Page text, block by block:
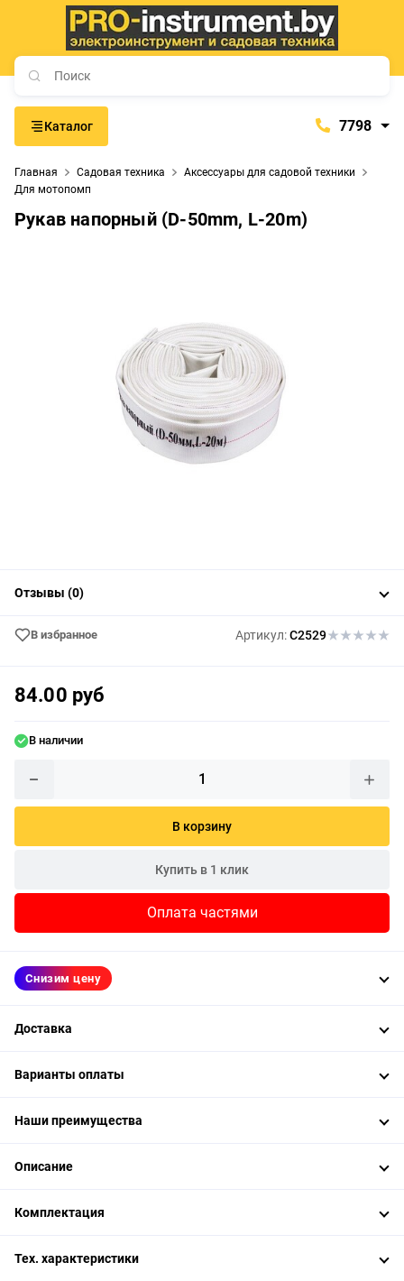
Каталог 7798
+375 (29) 765-57-74
Главная Садовая техника
Аксессуары для садовой техники
Для мотопомп
Рукав напорный (D-50mm, L-20m)
Отзывы (0)
В избранное Артикул:C2529
84.00 руб
В наличии
В корзину
Купить в 1 клик
Оплата частями
Снизим цену
Доставка
Варианты оплаты
Наши преимущества
Описание
Комплектация
Тех. характеристики